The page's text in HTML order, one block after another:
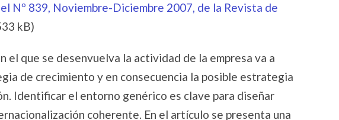
Nº 839, Noviembre-Diciembre 2007, de la Revista de
kB)
el que se desenvuelva la actividad de la empresa va a
de crecimiento y en consecuencia la posible estrategia
Identificar el entorno genérico es clave para diseñar
coherente. En el artículo se presenta una